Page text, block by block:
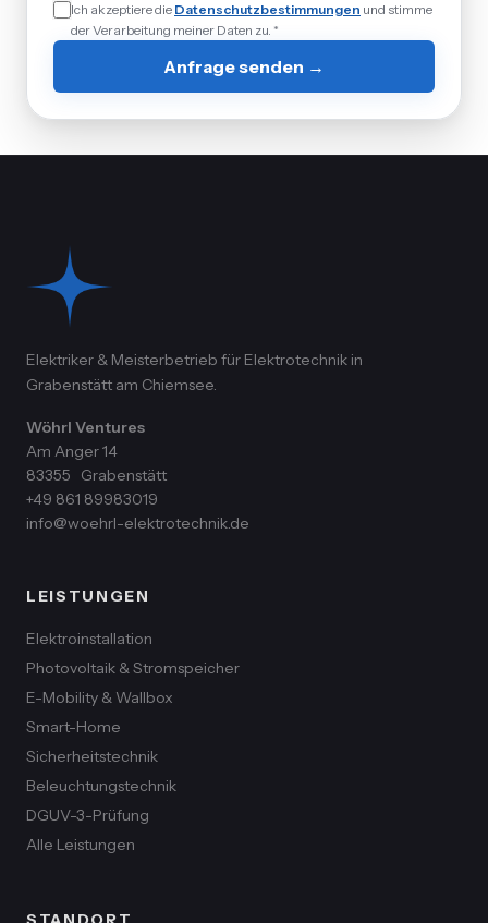
Ich akzeptiere die Datenschutzbestimmungen und stimme
der Verarbeitung meiner Daten zu. *
Anfrage senden →
Elektriker & Meisterbetrieb für Elektrotechnik in
Grabenstätt am Chiemsee.
Wöhrl Ventures
Am Anger 14
83355
Grabenstätt
+49 861 89983019
info@woehrl-elektrotechnik.de
LEISTUNGEN
Elektroinstallation
Photovoltaik & Stromspeicher
E-Mobility & Wallbox
Smart-Home
Sicherheitstechnik
Beleuchtungstechnik
DGUV-3-Prüfung
Alle Leistungen